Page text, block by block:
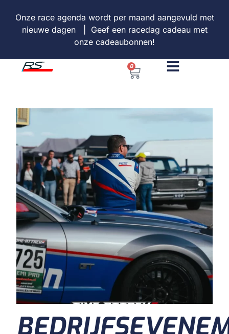
Onze race agenda wordt per maand aangevuld met
nieuwe dagen | Geef een racedag cadeau met
onze cadeaubonnen!
0